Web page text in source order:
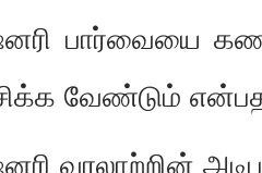
பார்வையை
வேண்டும்
வரலாற்றின்